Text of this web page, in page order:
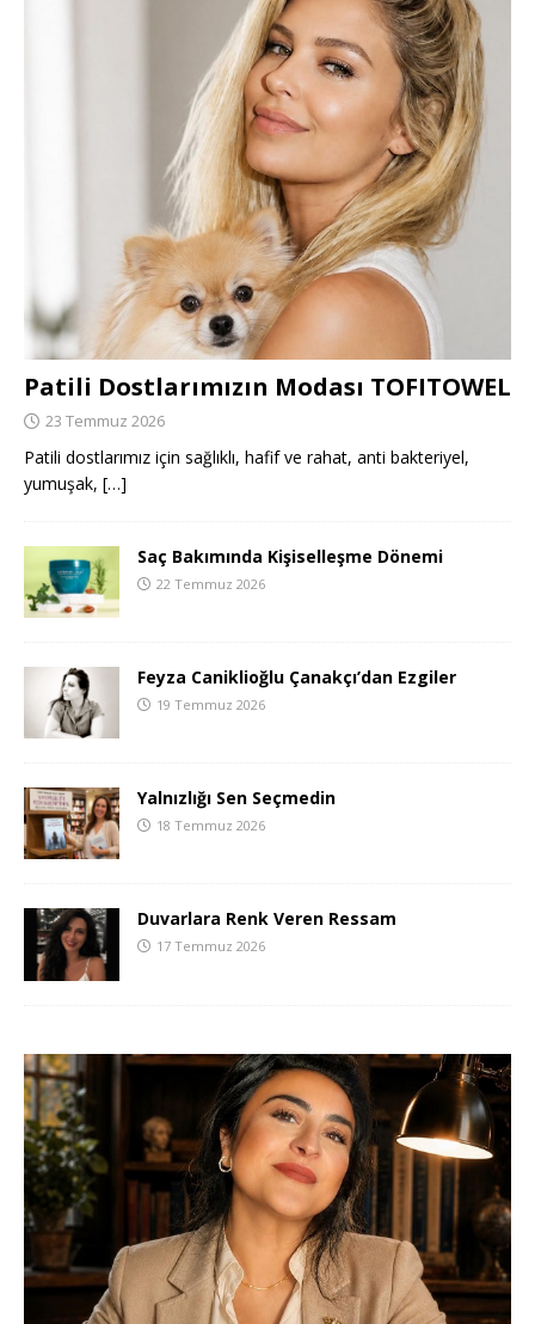
Patili Dostlarımızın Modası TOFITOWEL
23 Temmuz 2026
Patili dostlarımız için sağlıklı, hafif ve rahat, anti bakteriyel,
yumuşak, […]
Saç Bakımında Kişiselleşme Dönemi
22 Temmuz 2026
Feyza Caniklioğlu Çanakçı’dan Ezgiler
19 Temmuz 2026
Yalnızlığı Sen Seçmedin
18 Temmuz 2026
Duvarlara Renk Veren Ressam
17 Temmuz 2026